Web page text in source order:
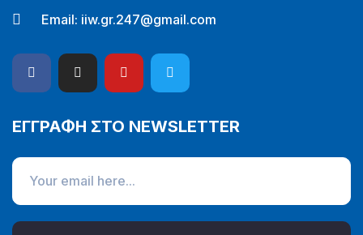
Email: iiw.gr.247@gmail.com
ΕΓΓΡΑΦΗ ΣΤΟ NEWSLETTER